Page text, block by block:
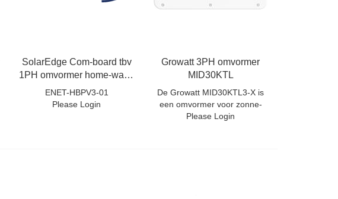
SolarEdge Com-board tbv
1PH omvormer home-wave
met setapp
ENET-HBPV3-01
Please Login
Growatt 3PH omvormer
MID30KTL
De Growatt MID30KTL3-X is
een omvormer voor zonne-
Please Login